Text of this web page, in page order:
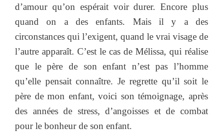
d’amour qu’on espérait voir durer. Encore plus
quand on a des enfants. Mais il y a des
circonstances qui l’exigent, quand le vrai visage de
l’autre apparaît. C’est le cas de Mélissa, qui réalise
que le père de son enfant n’est pas l’homme
qu’elle pensait connaître. Je regrette qu’il soit le
père de mon enfant, voici son témoignage, après
des années de stress, d’angoisses et de combat
pour le bonheur de son enfant.